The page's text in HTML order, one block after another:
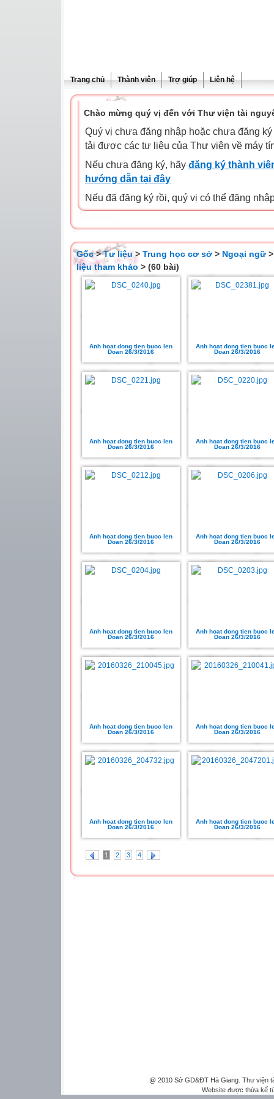
Trang chủ Thành viên Trợ giúp Liên hệ
Chào mừng quý vị đến với Thư viện tài
Quý vị chưa đăng nhập hoặc chưa đăng
tải được các tư liệu của Thư viện về máy
Nếu chưa đăng ký, hãy đăng ký thành
hướng dẫn tại đây
Nếu đã đăng ký rồi, quý vị có thể đăng
Gốc>Tư liệu> Trung học cơ sở > Ngoại ngữ
liệu tham khảo > (60 bài)
Anh hoat dong tien buoc len
Doan 26/3/2016
Anh hoat dong tien buoc
Doan 26/3/2016
Anh hoat dong tien buoc len
Doan 26/3/2016
Anh hoat dong tien buoc
Doan 26/3/2016
Anh hoat dong tien buoc len
Doan 26/3/2016
Anh hoat dong tien buoc
Doan 26/3/2016
Anh hoat dong tien buoc len
Doan 26/3/2016
Anh hoat dong tien buoc
Doan 26/3/2016
Anh hoat dong tien buoc len
Doan 26/3/2016
Anh hoat dong tien buoc
Doan 26/3/2016
Anh hoat dong tien buoc len
Doan 26/3/2016
Anh hoat dong tien buoc
Doan 26/3/2016
1 2 3 4
@ 2010 Sở GD&ĐT Hà Giang. Thư viện
Website được thừa kế